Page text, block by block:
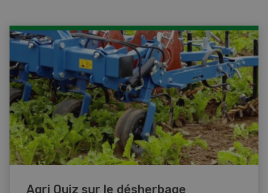
Agri Quiz sur le désherbage